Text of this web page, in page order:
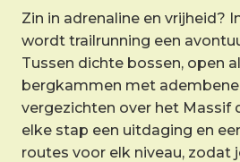
Zin in adrenaline en vrijheid?
wordt trailrunning een
Tussen dichte bossen, open
bergkammen met
vergezichten over het Massif
elke stap een uitdaging en
routes voor elk niveau, zodat